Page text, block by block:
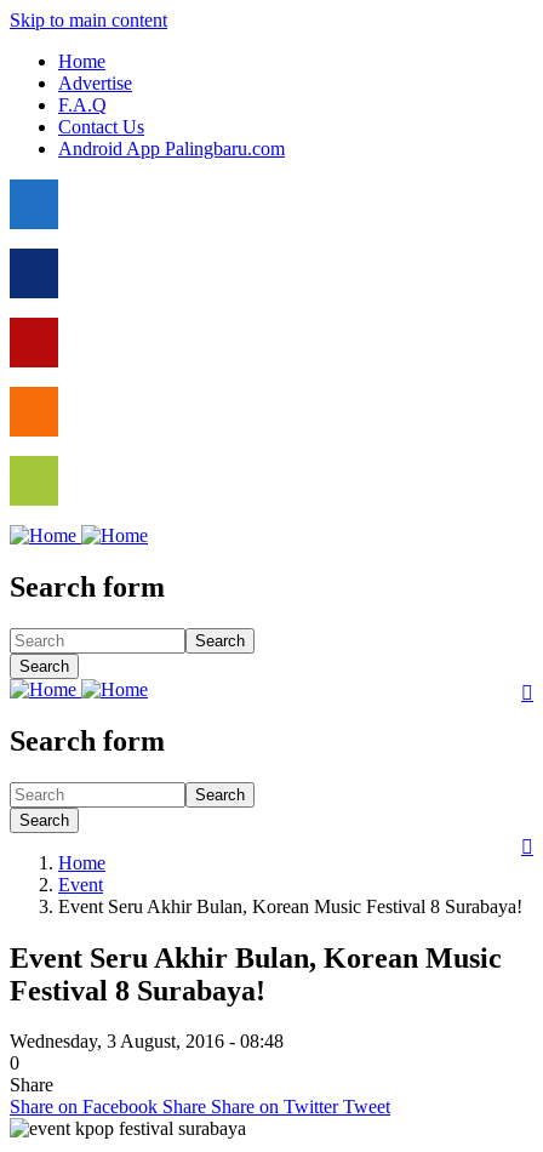
Skip to main content
Home
Advertise
F.A.Q
Contact Us
Android App Palingbaru.com
Search form
Search
Search

Search form
Search
Search

Home
Event
Event Seru Akhir Bulan, Korean Music Festival 8 Surabaya!
Event Seru Akhir Bulan, Korean Music
Festival 8 Surabaya!
Wednesday, 3 August, 2016 - 08:48
0
Share
Share on Facebook Share Share on Twitter Tweet